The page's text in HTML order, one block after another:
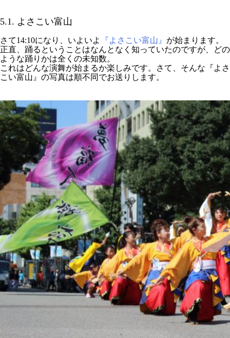
5.1. よさこい富山
さて14:10になり、いよいよ 『よさこい富山』 が始まります。
正直、踊るということはなんとなく知っていたのですが、どの
ような踊りかは全くの未知数。
これはどんな演舞が始まるか楽しみです。さて、そんな『よさ
こい富山』の写真は順不同でお送りします。